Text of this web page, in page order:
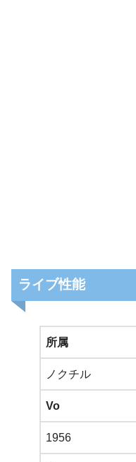
ライブ性能
所属
ノクチル
Vo
1956